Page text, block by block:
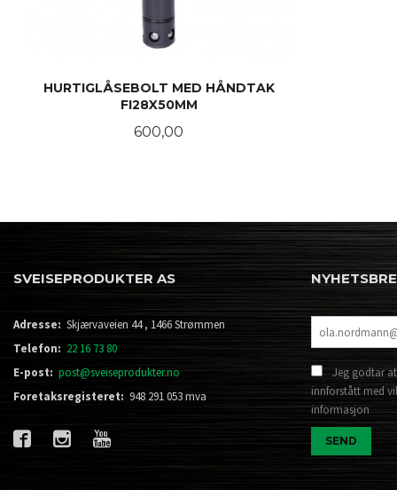
HURTIGLÅSEBOLT MED HÅNDTAK
FI28X50MM
Pris
600,00
SVEISEPRODUKTER AS
Adresse: Skjærvaveien 44 , 1466 Strømmen
Telefon: 22 16 73 80
E-post: post@sveiseprodukter.no
Foretaksregisteret: 948 291 053 mva
Jeg godtar
innforstått med
informasjon